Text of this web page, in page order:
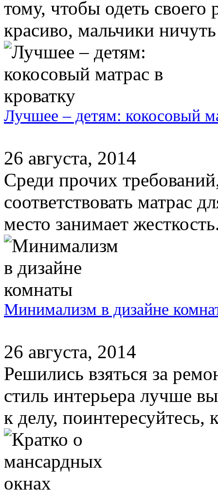
тому, чтобы одеть
красиво, мальчики
Лучшее – детям: кокосовый
26 августа, 2014
Среди прочих
соответствовать матрас
место занимает
Минимализм в дизайне
26 августа, 2014
Решились взяться за
стиль интерьера лучше
к делу, поинтересуйтесь,